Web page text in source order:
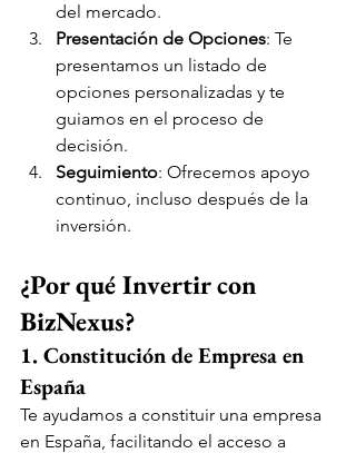
del mercado.
Presentación de Opciones: Te
presentamos un listado de
opciones personalizadas y te
guiamos en el proceso de
decisión.
Seguimiento: Ofrecemos apoyo
continuo, incluso después de la
inversión.
¿Por qué Invertir con
BizNexus?
1. Constitución de Empresa en
España
Te ayudamos a constituir una empresa
en España, facilitando el acceso a